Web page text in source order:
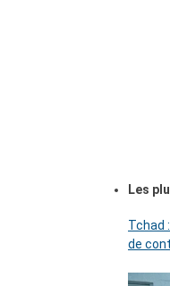
Les
Tchad
de